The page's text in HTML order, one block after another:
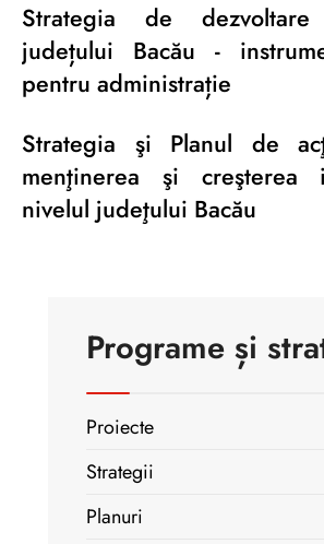
Strategia de
județului Bacău -
pentru administrație
Strategia şi Planul de
menţinerea şi creşterea
nivelul judeţului Bacău
Programe și
Proiecte
Strategii
Planuri